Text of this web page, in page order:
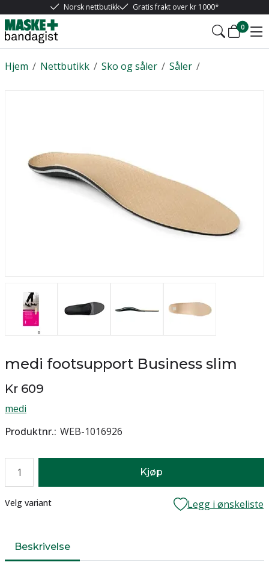
Norsk nettbutikk Gratis frakt over kr 1000*
0
/
Hjem /
Nettbutikk /
Sko og såler /
Såler
medi footsupport Business slim
Kr 609
medi
Produktnr. WEB-1016926
Kjøp
Lager
Velg variant Legg i ønskeliste
Beskrivelse